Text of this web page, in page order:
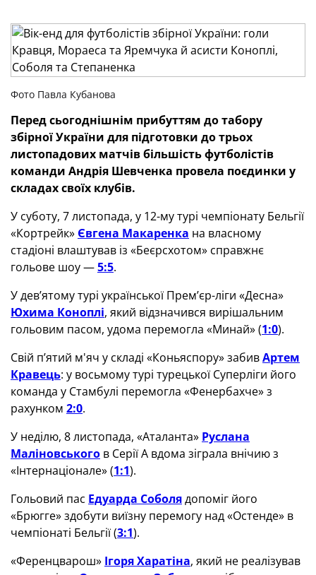
Фото Павла Кубанова
Перед сьогоднішнім прибуттям до табору
збірної України для підготовки до трьох
листопадових матчів більшість футболістів
команди Андрія Шевченка провела поєдинки у
складах своїх клубів.
У суботу, 7 листопада, у 12-му турі чемпіонату Бельгії
«Кортрейк» Євгена Макаренка на власному
стадіоні влаштував із «Беєрсхотом» справжнє
гольове шоу —5:5.
У дев’ятому турі української Прем’єр-ліги «Десна»
Юхима Коноплі, який відзначився вирішальним
гольовим пасом, удома перемогла «Минай» (1:0).
Свій п’ятий м'яч у складі «Коньяспору» забивАртем
Кравець: у восьмому турі турецької Суперліги його
команда у Стамбулі перемогла «Фенербахче» з
рахунком 2:0.
У неділю, 8 листопада, «Аталанта» Руслана
Маліновського в Серії А вдома зіграла внічию з
«Інтернаціонале» (1:1).
Гольовий пас Едуарда Соболядопоміг його
«Брюгге» здобути виїзну перемогу над «Остенде» в
чемпіонаті Бельгії (3:1).
«Ференцварош» Ігоря Харатіна, який не реалізував